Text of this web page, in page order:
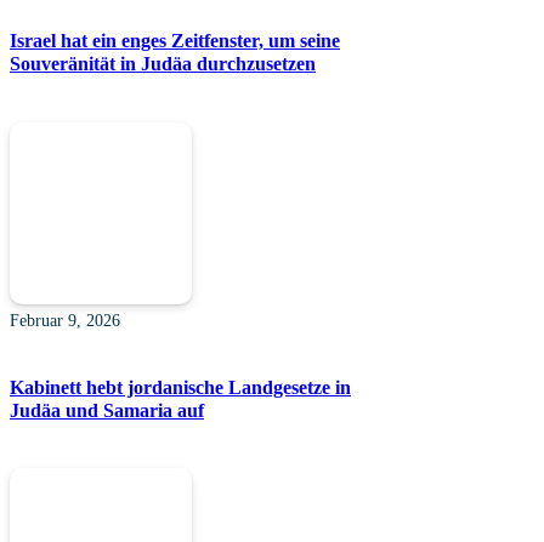
Israel hat ein enges Zeitfenster, um seine
Souveränität in Judäa durchzusetzen
Februar 9, 2026
Kabinett hebt jordanische Landgesetze in
Judäa und Samaria auf